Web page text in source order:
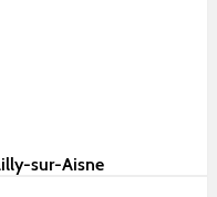
sur-Aisne